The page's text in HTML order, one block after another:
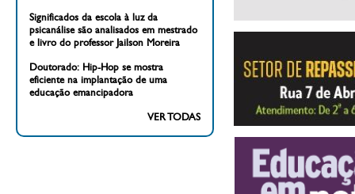
Significados da escola à luz da
psicanálise são analisados em mestrado
e livro do professor Jailson Moreira
Doutorado: Hip-Hop se mostra
eficiente na implantação de uma
educação emancipadora
VER TODAS